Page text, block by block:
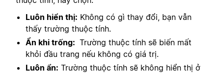
Luôn hiển thị: Không có gì thay đổi, bạn vẫn
thấy trường thuộc tính.
Ẩn khi trống: Trường thuộc tính sẽ biến mất
khỏi đầu trang nếu không có giá trị.
Luôn ẩn: Trường thuộc tính sẽ không hiển thị ở